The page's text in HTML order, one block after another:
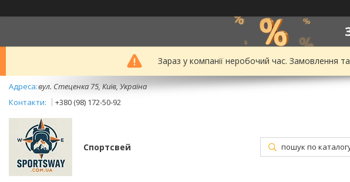
Зараз у компанії неробочий час. Замовлення
вул. Стеценка 75, Київ, Україна
+380 (98) 172-50-92
Спортсвей